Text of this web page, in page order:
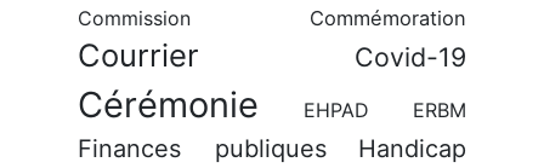
Commission Commémoration
Courrier Covid-19
Cérémonie EHPAD ERBM
Finances publiques Handicap